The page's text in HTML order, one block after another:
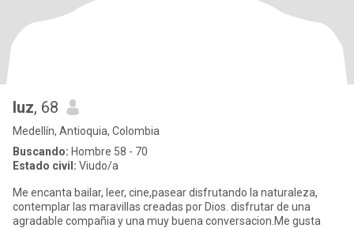
luz, 68
Medellín, Antioquia, Colombia
Buscando: Hombre 58 - 70
Estado civil: Viudo/a
Me encanta bailar, leer, cine,pasear disfrutando la naturaleza,
contemplar las maravillas creadas por Dios. disfrutar de una
agradable compañia y una muy buena conversacion.Me gusta